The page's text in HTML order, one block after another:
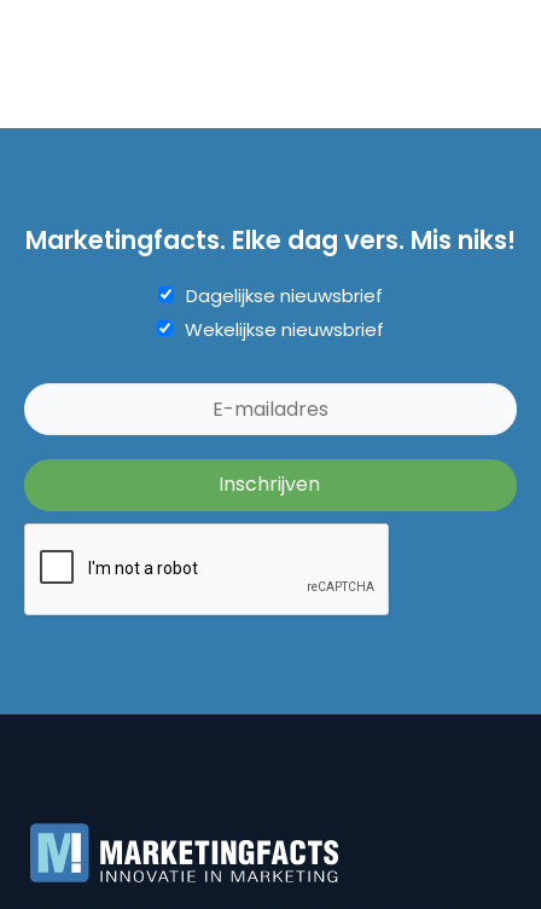
Marketingfacts. Elke dag vers. Mis niks!
Dagelijkse nieuwsbrief
Wekelijkse nieuwsbrief